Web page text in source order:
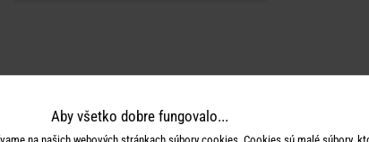
Aby všetko dobre fungovalo...
na našich webových stránkach súbory cookies. Cookies sú malé súbory,